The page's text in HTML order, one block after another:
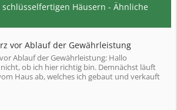
Häusern - Ähnliche
vor Ablauf der Gewährleistung
Ablauf der Gewährleistung: Hallo
ob ich hier richtig bin. Demnächst läuft
Haus ab, welches ich gebaut und verkauft